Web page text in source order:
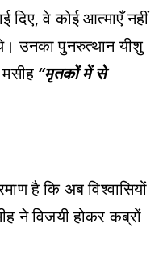
दिए, वे कोई आत्माएँ नहीं
उनका पुनरुत्थान यीशु
“मृतकों में से
है कि अब विश्वासियों
ने विजयी होकर कब्रों